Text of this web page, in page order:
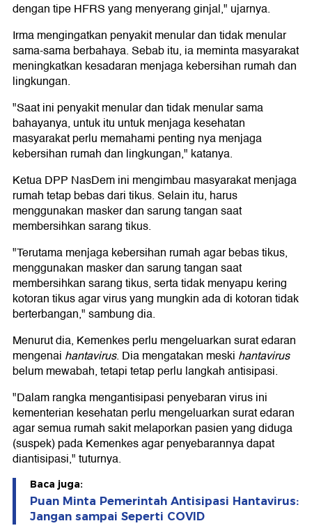
dengan tipe HFRS yang menyerang ginjal," ujarnya.
Irma mengingatkan penyakit menular dan tidak menular
sama-sama berbahaya. Sebab itu, ia meminta masyarakat
meningkatkan kesadaran menjaga kebersihan rumah dan
lingkungan.
"Saat ini penyakit menular dan tidak menular sama
bahayanya, untuk itu untuk menjaga kesehatan
masyarakat perlu memahami penting nya menjaga
kebersihan rumah dan lingkungan," katanya.
Ketua DPP NasDem ini mengimbau masyarakat menjaga
rumah tetap bebas dari tikus. Selain itu, harus
menggunakan masker dan sarung tangan saat
membersihkan sarang tikus.
"Terutama menjaga kebersihan rumah agar bebas tikus,
menggunakan masker dan sarung tangan saat
membersihkan sarang tikus, serta tidak menyapu kering
kotoran tikus agar virus yang mungkin ada di kotoran tidak
berterbangan," sambung dia.
Menurut dia, Kemenkes perlu mengeluarkan surat edaran
mengenai hantavirus. Dia mengatakan meski hantavirus
belum mewabah, tetapi tetap perlu langkah antisipasi.
"Dalam rangka mengantisipasi penyebaran virus ini
kementerian kesehatan perlu mengeluarkan surat edaran
agar semua rumah sakit melaporkan pasien yang diduga
(suspek) pada Kemenkes agar penyebarannya dapat
diantisipasi," tuturnya.
Baca juga:
Puan Minta Pemerintah Antisipasi Hantavirus:
Jangan sampai Seperti COVID